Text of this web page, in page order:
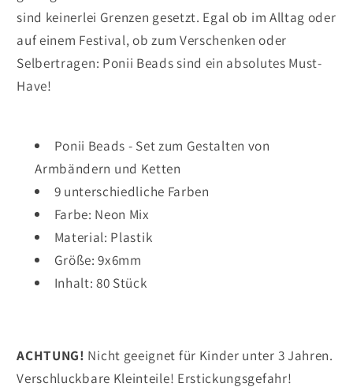
sind keinerlei Grenzen gesetzt. Egal ob im Alltag oder
auf einem Festival, ob zum Verschenken oder
Selbertragen: Ponii Beads sind ein absolutes Must-
Have!
Ponii Beads - Set zum Gestalten von
Armbändern und Ketten
9 unterschiedliche Farben
Farbe: Neon Mix
Material: Plastik
Größe: 9x6mm
Inhalt: 80 Stück
ACHTUNG! Nicht geeignet für Kinder unter 3 Jahren.
Verschluckbare Kleinteile! Erstickungsgefahr!